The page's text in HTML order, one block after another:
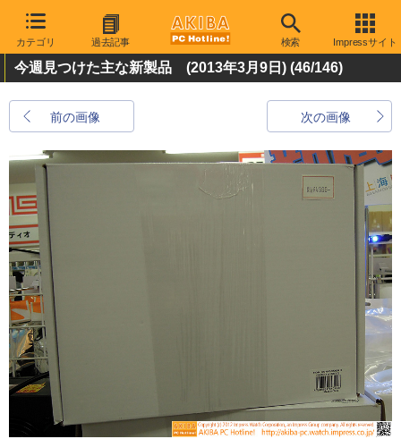
カテゴリ 過去記事 検索 Impressサイト
今週見つけた主な新製品 (2013年3月9日) (46/146)
前の画像 次の画像